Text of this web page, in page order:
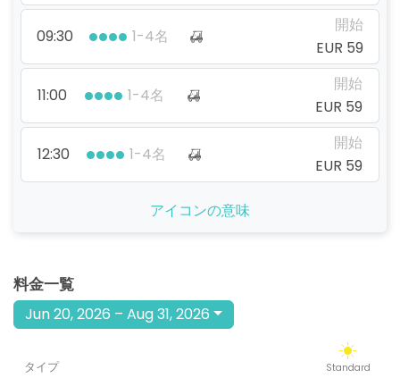
09:30 1-4名
開始
EUR 59
11:00 1-4名
開始
EUR 59
12:30 1-4名
開始
EUR 59
1-4名
15:30
アイコンの意味
料金一覧
Jun 20, 2026 – Aug 31, 2026
タイプ Standard